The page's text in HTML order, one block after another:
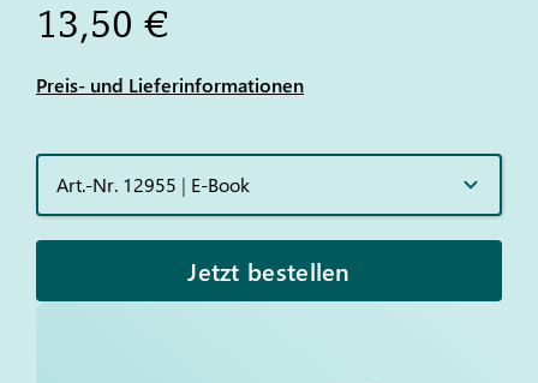
13,50 €
Preis- und Lieferinformationen
Art.-Nr. 12955 | E-Book
Jetzt bestellen